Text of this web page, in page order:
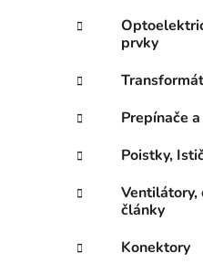
prvky
Prepínače
Poistky,
Ventilátory,
články
Konektory